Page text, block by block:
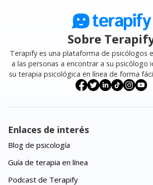
Sobre
Terapify es una plataforma de psicólogos
a las personas a encontrar a su psicólogo
su terapia psicológica en línea de forma
Enlaces de interés
Blog de psicología
Guía de terapia en línea
Podcast de Terapify